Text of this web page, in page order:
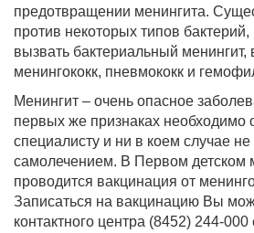
предотвращении менингита.
против некоторых типов бактерий,
вызвать бактериальный менингит,
менингококк, пневмококк и
Менингит – очень опасное
первых же признаках необходимо
специалисту и ни в коем случае не
самолечением. В Первом детском
проводится вакцинация от
Записаться на вакцинацию Вы
контактного центра (8452) 244-